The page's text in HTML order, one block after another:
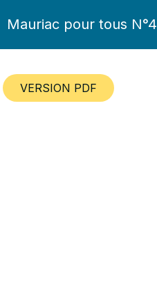
Mauriac pour tous N°4
VERSION PDF